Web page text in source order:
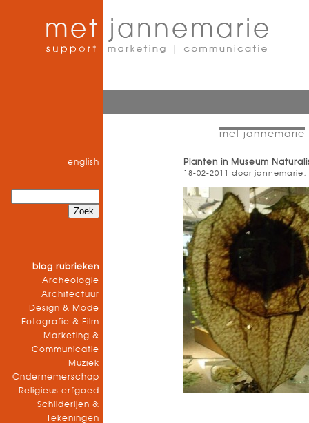
english
blog rubrieken
Archeologie
Architectuur
Design & Mode
Fotografie & Film
Marketing &
Communicatie
Muziek
Ondernemerschap
Religieus erfgoed
Schilderijen &
Tekeningen
met jannemarie
Planten in Museum
18-02-2011 door jannemarie,